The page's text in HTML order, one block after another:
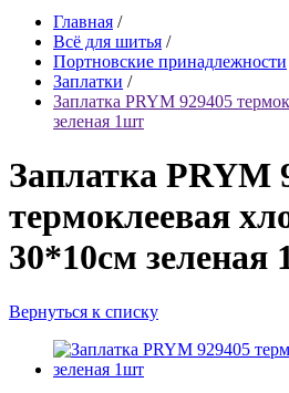
Главная /
Всё для шитья /
Портновские принадлежности
Заплатки /
Заплатка PRYM 929405
зеленая 1шт
Заплатка PRYM
термоклеевая
30*10см зеленая
Вернуться к списку